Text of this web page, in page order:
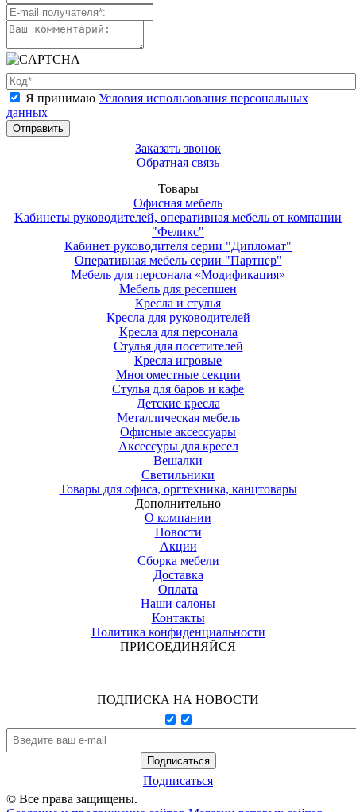
Я принимаю Условия использования персональных
данных
Заказать звонок
Обратная связь
Товары
Офисная мебель
Kабинеты руководителей, оперативная мебель от компании
"Феликс"
Кабинет руководителя серии "Дипломат"
Оперативная мебель серии "Партнер"
Мебель для персонала «Модификация»
Мебель для ресепшен
Кресла и стулья
Кресла для руководителей
Кресла для персонала
Стулья для посетителей
Кресла игровые
Многоместные секции
Стулья для баров и кафе
Детские кресла
Металлическая мебель
Офисные аксессуары
Аксессуры для кресел
Вешалки
Светильники
Товары для офиса, оргтехника, канцтовары
Дополнительно
О компании
Новости
Акции
Сборка мебели
Доставка
Оплата
Наши салоны
Контакты
Политика конфиденциальности
ПРИСОЕДИНЯЙСЯ
ПОДПИСКА НА НОВОСТИ
Подписаться
© Все права защищены.